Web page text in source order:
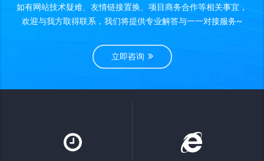
如有网站技术疑难、友情链接置换、项目商务合作等相关事宜，
欢迎与我方取得联系，我们将提供专业解答与一一对接服务~
立即咨询